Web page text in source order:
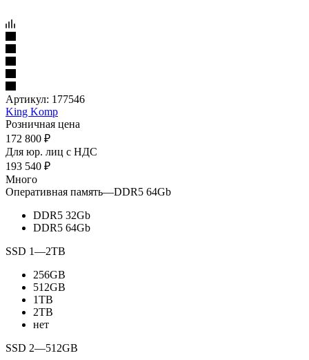
Артикул: 177546
King Komp
Розничная цена
172 800 ₽
Для юр. лиц c НДС
193 540 ₽
Много
Оперативная память—DDR5 64Gb
DDR5 32Gb
DDR5 64Gb
SSD 1—2TB
256GB
512GB
1TB
2TB
нет
SSD 2—512GB